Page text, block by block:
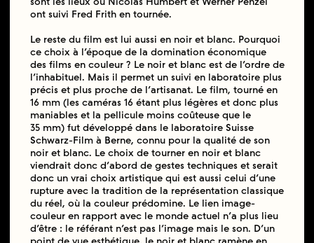
ont suivi Fred Frith en tournée.
Le reste du film est lui aussi en noir et blanc. Pourquoi
ce choix à l’époque de la domination économique
des films en couleur ? Le noir et blanc est de l’ordre de
l’inhabituel. Mais il permet un suivi en laboratoire plus
précis et plus proche de l’artisanat. Le film, tourné en
16 mm (les caméras 16 étant plus légères et donc plus
maniables et la pellicule moins coûteuse que le
35 mm) fut développé dans le laboratoire Suisse
Schwarz-Film à Berne, connu pour la qualité de son
noir et blanc. Le choix de tourner en noir et blanc
viendrait donc d’abord de gestes techniques et serait
donc un vrai choix artistique qui est aussi celui d’une
rupture avec la tradition de la représentation classique
du réel, où la couleur prédomine. Le lien image-
couleur en rapport avec le monde actuel n’a plus lieu
d’être : le référant n’est pas l’image mais le son. D’un